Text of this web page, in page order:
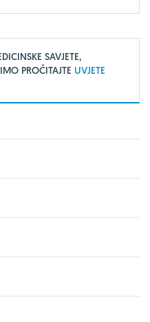
SAVJETE,
PROČITAJTE UVJETE